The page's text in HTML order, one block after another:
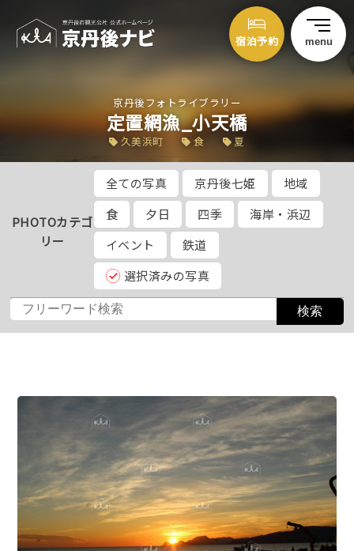
宿泊予約 menu
京丹後フォトライブラリー
定置網漁_小天橋
久美浜町 食 夏
PHOTOカテゴ
リー
全ての写真 京丹後七姫
地域
食
夕日 四季
海岸・浜辺
イベント
鉄道
選択済みの写真